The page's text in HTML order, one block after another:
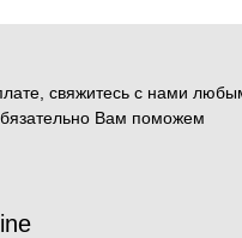
свяжитесь с нами
Вам поможем